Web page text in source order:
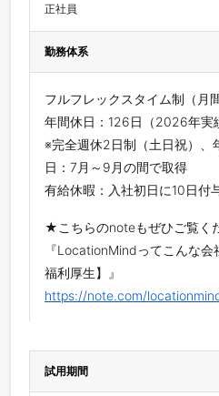
正社員
勤務体系
フルフレックスタイム制（月
年間休日：126日（2026年実
※完全週休2日制（土日祝）、
日：7月～9月の間で取得
有給休暇：入社初日に10日付
★こちらのnoteもぜひご覧く
『LocationMindってこんな会
福利厚生】』
https://note.com/
試用期間